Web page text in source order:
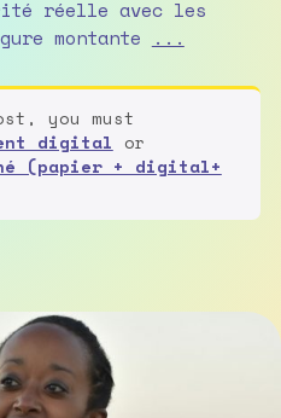
réelle avec les
montante
...
Rutazibwa
Vers
blanc »
you must
digital or
(papier + digital+